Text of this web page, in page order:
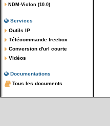
NDM-Violon (10.0)
Services
Outils IP
Télécommande freebox
Conversion d'url courte
Vidéos
Documentations
Tous les documents